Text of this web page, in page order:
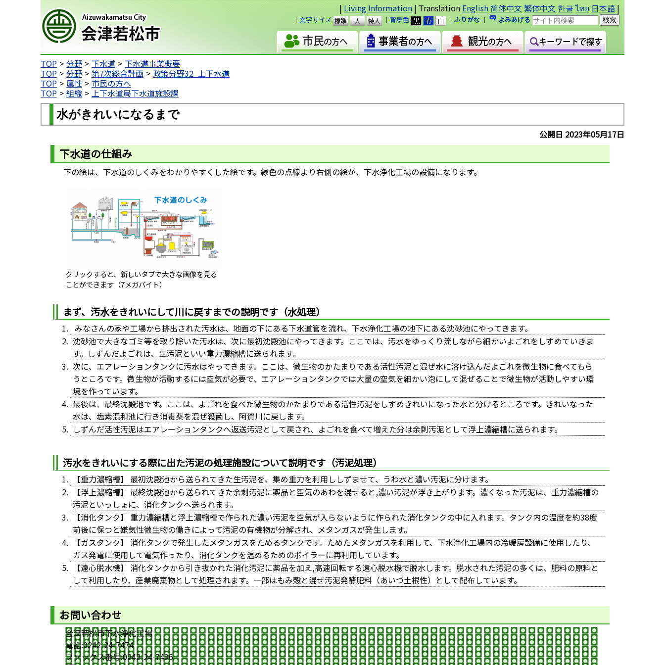
| Living Information | Translation English简体中文 繁体中文 한글 ไทย 日本語 |
｜ 文字サイズ
準
大
｜ 背景色 ｜ ふりがな ｜ よみあげる
会津若松市
TOP
分野 下水道
下水道事業概要
TOP
分野 第7次総合計画
政策分野32_上下水道
TOP
属性
市民の方へ
TOP
組織 上下水道局下水道施設課
水がきれいになるまで
公開日 2023年05月17日
下水道の仕組み
下の絵は、下水道のしくみをわかりやすくした絵です。緑色の点線より右側の絵が、下水浄化工場の設備になります。
クリックすると、新しいタブで大きな画像を見る
ことができます（7メガバイト）
まず、汚水をきれいにして川に戻すまでの説明です（水処理）
みなさんの家や工場から排出された汚水は、地面の下にある下水道管を流れ、下水浄化工場の地下にある沈砂池にやってきます。
沈砂池で大きなゴミ等を取り除いた汚水は、次に最初沈殿池にやってきます。ここでは、汚水をゆっくり流しながら細かいよごれをしずめていきま
す。しずんだよごれは、生汚泥といい重力濃縮槽に送られます。
次に、エアレーションタンクに汚水はやってきます。ここは、微生物のかたまりである活性汚泥と混ぜ水に溶け込んだよごれを微生物に食べてもら
うところです。微生物が活動するには空気が必要で、エアレーションタンクでは大量の空気を細かい泡にして混ぜることで微生物が活動しやすい環
境を作っています。
最後は、最終沈殿池です。ここは、よごれを食べた微生物のかたまりである活性汚泥をしずめきれいになった水と分けるところです。きれいなった
水は、塩素混和池に行き消毒薬を混ぜ殺菌し、阿賀川に戻します。
しずんだ活性汚泥はエアレーションタンクへ返送汚泥として戻され、よごれを食べて増えた分は余剰汚泥として浮上濃縮槽に送られます。
汚水をきれいにする際に出た汚泥の処理施設について説明です（汚泥処理）
【重力濃縮槽】 最初沈殿池から送られてきた生汚泥を、集め重力を利用ししずませて、うわ水と濃い汚泥に分けます。
【浮上濃縮槽】 最終沈殿池から送られてきた余剰汚泥に薬品と空気のあわを混ぜると,濃い汚泥が浮き上がります。濃くなった汚泥は、重力濃縮槽の
汚泥といっしょに、消化タンクへ送られます。
【消化タンク】 重力濃縮槽と浮上濃縮槽で作られた濃い汚泥を空気が入らないように作られた消化タンクの中に入れます。タンク内の温度を約38度
前後に保つと嫌気性微生物の働きによって汚泥の有機物が分解され、メタンガスが発生します。
【ガスタンク】 消化タンクで発生したメタンガスをためるタンクです。ためたメタンガスを利用して、下水浄化工場内の冷暖房設備に使用したり、
ガス発電に使用して電気作ったり、消化タンクを温めるためのボイラーに再利用しています。
【遠心脱水機】 消化タンクから引き抜かれた消化汚泥に薬品を加え,高速回転する遠心脱水機で脱水します。脱水された汚泥の多くは、肥料の原料と
して利用したり、産業廃棄物として処理されます。一部はもみ殻と混ぜ汚泥発酵肥料（あいづ土根性）として配布しています。
お問い合わせ
会津若松市下水浄化工場
電話:0242-24-7474
ファックス番号:0242-24-7436